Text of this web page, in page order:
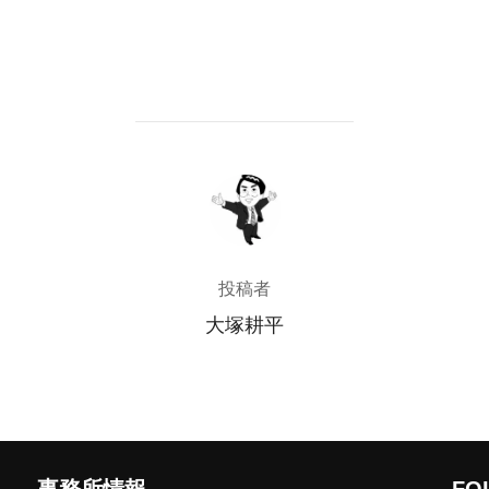
投稿者
投稿者
大塚耕平